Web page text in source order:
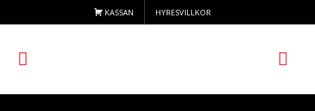
KASSAN HYRESVILLKOR